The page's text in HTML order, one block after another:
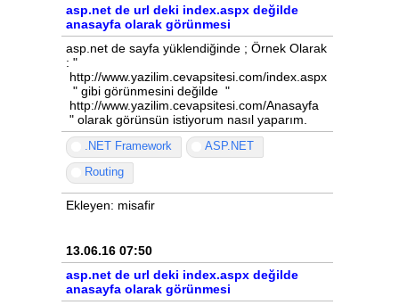
asp.net de url deki index.aspx değilde
anasayfa olarak görünmesi
asp.net de sayfa yüklendiğinde ; Örnek Olarak
: "
http://www.yazilim.cevapsitesi.com/index.aspx
" gibi görünmesini değilde "
http://www.yazilim.cevapsitesi.com/Anasayfa
" olarak görünsün istiyorum nasıl yaparım.
.NET Framework
ASP.NET
Routing
Ekleyen: misafir
13.06.16 07:50
asp.net de url deki index.aspx değilde
anasayfa olarak görünmesi